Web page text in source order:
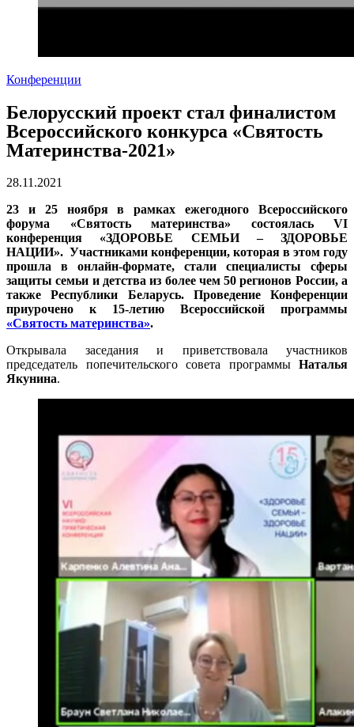
Конференции
Белорусский проект стал финалистом
Всероссийского конкурса «Святость
Материнства-2021»
28.11.2021
23 и 25 ноября в рамках ежегодного Всероссийского
форума «Святость материнства» состоялась VI
конференция «ЗДОРОВЬЕ СЕМЬИ – ЗДОРОВЬЕ
НАЦИИ». Участниками конференции, которая в этом году
прошла в онлайн-формате, стали специалисты сферы
защиты семьи и детства из более чем 50 регионов России, а
также Республики Беларусь. Проведение Конференции
приурочено к 15-летию Всероссийской программы
«Святость материнства».
Открывала заседания и приветствовала участников
председатель попечительского совета программы Наталья
Якунина.